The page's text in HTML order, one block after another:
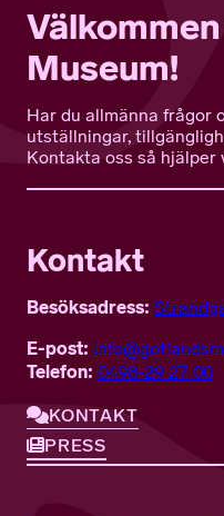
Museum!
Har du allmänna frågor
utställningar,
Kontakta oss så
Kontakt
Besöksadress:
E-post:
Telefon: 0498-29 27 00
KONTAKT
PRESS